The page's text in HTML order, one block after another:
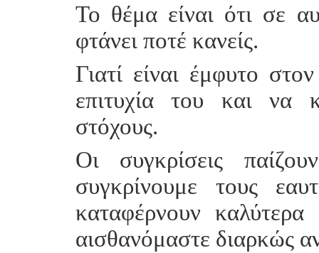
Το θέμα είναι ότι σε
φτάνει ποτέ κανείς.
Γιατί είναι έμφυτο
επιτυχία του και να
στόχους.
Οι συγκρίσεις
συγκρίνουμε τους
καταφέρνουν
αισθανόμαστε διαρκώς